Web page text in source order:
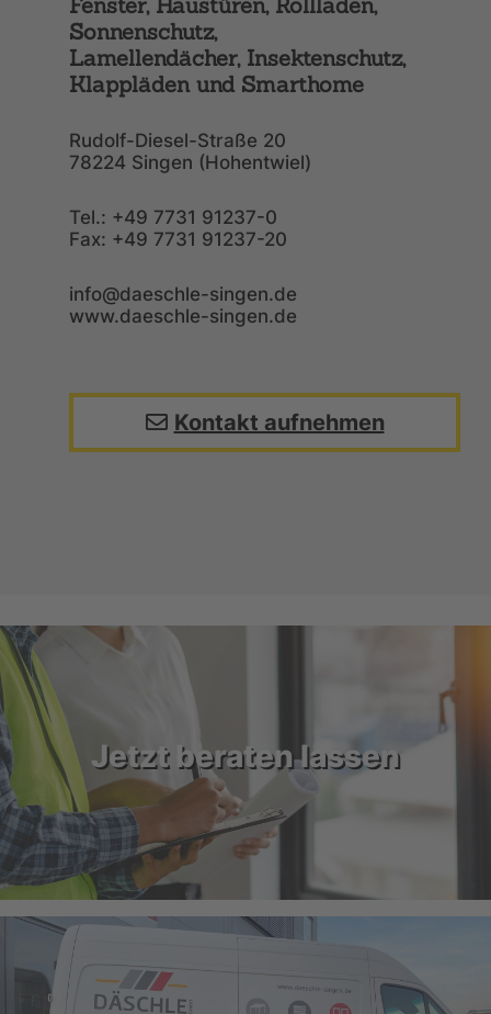
Sonnenschutz,
Lamellendächer, Insektenschutz,
Klappläden und Smarthome
Rudolf-Diesel-Straße 20
78224 Singen (Hohentwiel)
Tel.: +49 7731 91237-0
Fax: +49 7731 91237-20
info@daeschle-singen.de
www.daeschle-singen.de
Kontakt aufnehmen
Jetzt beraten lassen